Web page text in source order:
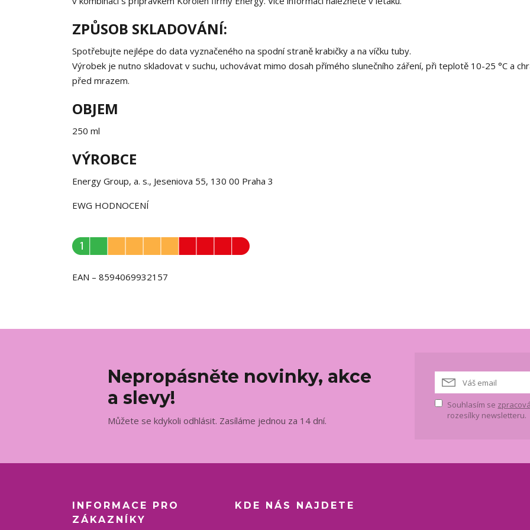
ZPŮSOB SKLADOVÁNÍ:
Spotřebujte nejlépe do data vyznačeného na spodní straně krabičky a na víčku tuby.
Výrobek je nutno skladovat v suchu, uchovávat mimo dosah přímého slunečního záření, při teplotě 10-25 °C a
před mrazem.
OBJEM
250 ml
VÝROBCE
Energy Group, a. s., Jeseniova 55, 130 00 Praha 3
EWG HODNOCENÍ
EAN – 8594069932157
Nepropásněte novinky, akce
a slevy!
Můžete se kdykoli odhlásit. Zasíláme jednou za 14 dní.
Souhlasím se
rozesílky newsletteru.
INFORMACE PRO
ZÁKAZNÍKY
KDE NÁS NAJDETE